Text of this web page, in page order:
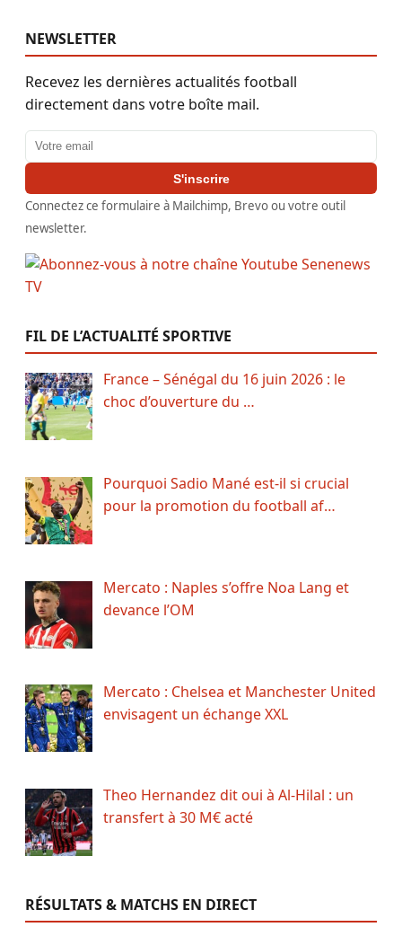
NEWSLETTER
Recevez les dernières actualités football
directement dans votre boîte mail.
Adresse email
S'inscrire
Connectez ce formulaire à Mailchimp, Brevo ou votre outil
newsletter.
FIL DE L’ACTUALITÉ SPORTIVE
France – Sénégal du 16 juin 2026 : le
choc d’ouverture du …
Pourquoi Sadio Mané est-il si crucial
pour la promotion du football af…
Mercato : Naples s’offre Noa Lang et
devance l’OM
Mercato : Chelsea et Manchester United
envisagent un échange XXL
Theo Hernandez dit oui à Al-Hilal : un
transfert à 30 M€ acté
RÉSULTATS & MATCHS EN DIRECT